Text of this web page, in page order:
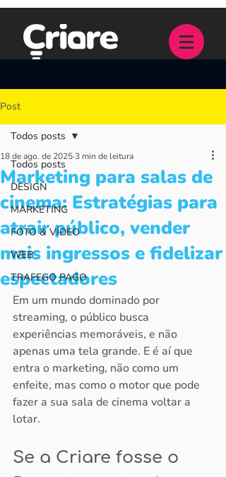
Post
Todos posts
DESIGN
MARKETING
FOTO & VÍDEO
WEB
TRAFEGO PAGO
Todos posts
Marketing para salas de
cinema: Estratégias para
atrair público, vender
mais ingressos e fidelizar
espectadores
18 de ago. de 20253 min de leitura
Em um mundo dominado por
streaming, o público busca
experiências memoráveis, e não
apenas uma tela grande. E é aí que
entra o marketing, não como um
enfeite, mas como o motor que pode
fazer a sua sala de cinema voltar a
lotar.
Se a Criare fosse o